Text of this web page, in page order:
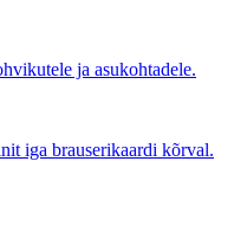
ja asukohtadele.
iga brauserikaardi kõrval.